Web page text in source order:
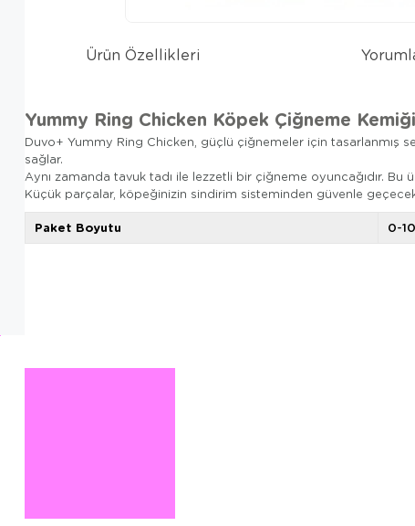
Ürün Özellikleri
Yummy Ring Chicken Köpek Çiğneme
Duvo+ Yummy Ring Chicken, güçlü çiğnemeler için tasarlanmış
sağlar.
Aynı zamanda tavuk tadı ile lezzetli bir çiğneme oyuncağıdır.
Küçük parçalar, köpeğinizin sindirim sisteminden güvenle
Paket Boyutu 0-